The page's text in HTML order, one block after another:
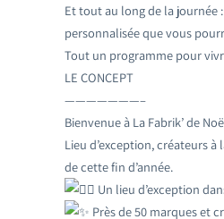
Et tout au long de la journée
personnalisée que vous
Tout un programme pour
LE CONCEPT
———————–
Bienvenue à La Fabrik’ de
Lieu d’exception, créateurs
de cette fin d’année.
Un lieu d’exception
Près de 50 marques et